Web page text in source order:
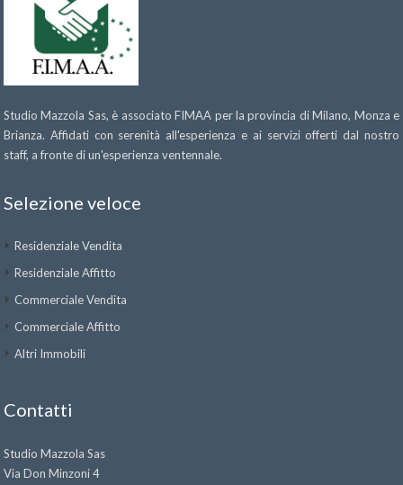
Studio Mazzola Sas, è associato FIMAA per la provincia di Milano, Monza e
Brianza. Affidati con serenità all'esperienza e ai servizi offerti dal nostro
staff, a fronte di un'esperienza ventennale.
Selezione veloce
Residenziale Vendita
Residenziale Affitto
Commerciale Vendita
Commerciale Affitto
Altri Immobili
Contatti
Studio Mazzola Sas
Via Don Minzoni 4